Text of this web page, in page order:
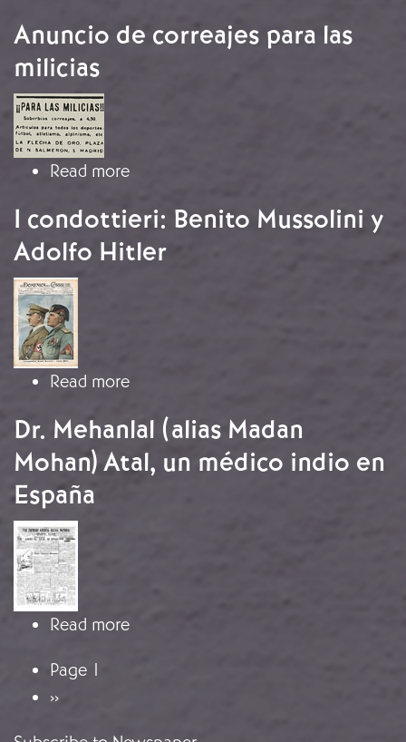
Anuncio de correajes para las
milicias
Image
Read moreabout Anuncio de correajes para las
I condottieri: Benito Mussolini y
Adolfo Hitler
Image
Read moreabout I condottieri: Benito
Dr. Mehanlal (alias Madan
Mohan) Atal, un médico indio en
España
Image
Read moreabout Dr. Mehanlal (alias Madan
Pagination
Page 1
Next page
››